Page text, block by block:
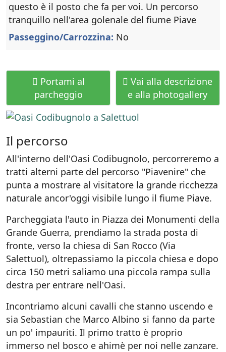
questo è il posto che fa per voi. Un percorso
tranquillo nell'area golenale del fiume Piave
Passeggino/Carrozzina: No
Portami al
parcheggio
Vai alla descrizione
e alla photogallery
Il percorso
All'interno dell'Oasi Codibugnolo, percorreremo a
tratti alterni parte del percorso "Piavenire" che
punta a mostrare al visitatore la grande ricchezza
naturale ancor'oggi visibile lungo il fiume Piave.
Parcheggiata l'auto in Piazza dei Monumenti della
Grande Guerra, prendiamo la strada posta di
fronte, verso la chiesa di San Rocco (Via
Salettuol), oltrepassiamo la piccola chiesa e dopo
circa 150 metri saliamo una piccola rampa sulla
destra per entrare nell'Oasi.
Incontriamo alcuni cavalli che stanno uscendo e
sia Sebastian che Marco Albino si fanno da parte
un po' impauriti. Il primo tratto è proprio
immerso nel bosco e ahimè per noi nelle zanzare.